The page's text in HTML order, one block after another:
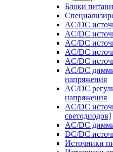
Блоки
AC/DC
AC/DC
AC/DC
AC/DC
AC/DC
AC/DC
напряжения
AC/DC
напряжения
AC/DC
светодиодов]
AC/DC
DC/DC
Источники